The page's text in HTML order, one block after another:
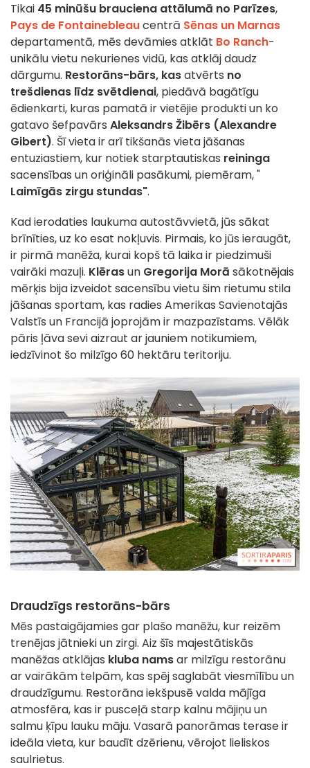
Tikai 45 minūšu brauciena attālumā no Parīzes,
Pays de Fontainebleaucentrā Sēnas un Marnas
departamentā, mēs devāmies atklāt Bo Ranch-
unikālu vietu nekurienes vidū, kas atklāj daudz
dārgumu. Restorāns-bārs, kasatvērts no
trešdienas līdz svētdienai, piedāvā bagātīgu
ēdienkarti, kuras pamatā ir vietējie produkti un ko
gatavo šefpavārs Aleksandrs Žibērs (Alexandre
Gibert). Šī vieta ir arī tikšanās vieta jāšanas
entuziastiem, kur notiek starptautiskas reininga
sacensības un oriģināli pasākumi, piemēram, "
Laimīgās zirgu stundas".
Kad ierodaties laukuma autostāvvietā, jūs sākat
brīnīties, uz ko esat nokļuvis. Pirmais, ko jūs ieraugāt,
ir pirmā manēža, kurai kopš tā laika ir piedzimuši
vairāki mazuļi. Klērasun Gregorija Morā sākotnējais
mērķis bija izveidot sacensību vietu šim rietumu stila
jāšanas sportam, kas radies Amerikas Savienotajās
Valstīs un Francijā joprojām ir mazpazīstams. Vēlāk
pāris ļāva sevi aizraut ar jauniem notikumiem,
iedzīvinot šo milzīgo 60 hektāru teritoriju.
Draudzīgs restorāns-bārs
Mēs pastaigājamies gar plašo manēžu, kur reizēm
trenējas jātnieki un zirgi. Aiz šīs majestātiskās
manēžas atklājas kluba namsar milzīgu restorānu
ar vairākām telpām, kas spēj saglabāt viesmīlību un
draudzīgumu. Restorāna iekšpusē valda mājīga
atmosfēra, kas ir pusceļā starp kalnu mājiņu un
salmu ķīpu lauku māju. Vasarā panorāmas terase ir
ideāla vieta, kur baudīt dzērienu, vērojot lieliskos
saulrietus.